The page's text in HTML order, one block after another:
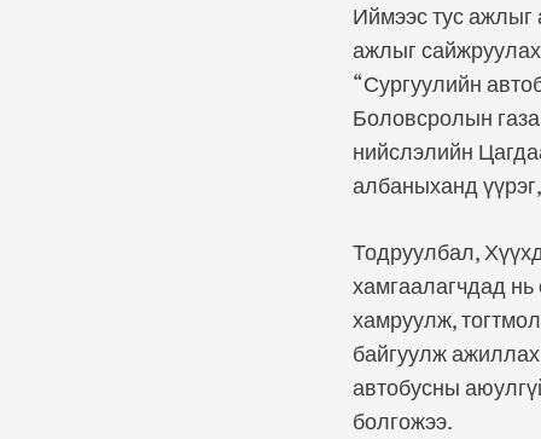
Иймээс тус ажлыг
ажлыг
“Сургуулийн
Боловсролын
нийслэлийн
албаныханд
Тодруулбал,
хамгаалагчдад нь
хамруулж,
байгуулж
автобусны
болгожээ.